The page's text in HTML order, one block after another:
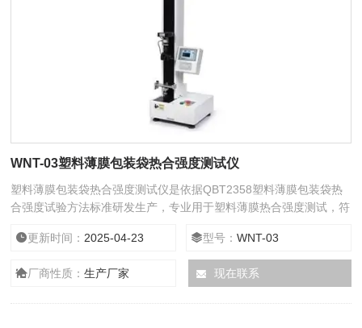
WNT-03塑料薄膜包装袋热合强度测试仪
塑料薄膜包装袋热合强度测试仪是依据QBT2358塑料薄膜包装袋热
合强度试验方法标准研发生产，专业用于塑料薄膜热合强度测试，符
更新时间： 2025-04-23 型号：WNT-03
厂商性质：生产厂家 现在联系